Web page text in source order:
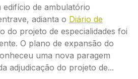
de ambulatório
adianta o Diário de
do projeto de especialidades foi
O plano de expansão do
uma nova paragem
adjudicação do projeto de...